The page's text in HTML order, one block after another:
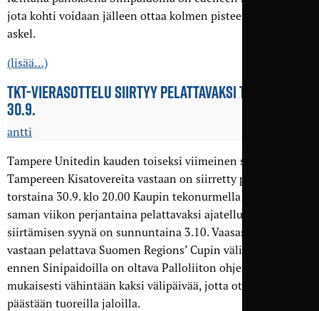
jota kohti voidaan jälleen ottaa kolmen pisteen suuruinen
askel.
(lisää…)
TKT-VIERASOTTELU SIIRTYY PELATTAVAKSI TORSTAINA
30.9.
antti
Tampere Unitedin kauden toiseksi viimeinen sarjaottelu
Tampereen Kisatovereita vastaan on siirretty pelattavaksi
torstaina 30.9. klo 20.00 Kaupin tekonurmella 2. Alunperin
saman viikon perjantaina pelattavaksi ajatellun ottelun
siirtämisen syynä on sunnuntaina 3.10. Vaasassa FC Kiistoa
vastaan pelattava Suomen Regions’ Cupin välierä, jota
ennen Sinipaidoilla on oltava Palloliiton ohjeistuksen
mukaisesti vähintään kaksi välipäivää, jotta otteluun
päästään tuoreilla jaloilla.